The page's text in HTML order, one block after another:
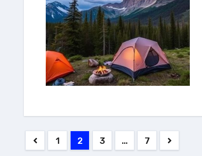
Seitennummerierung
1 2 3 … 7